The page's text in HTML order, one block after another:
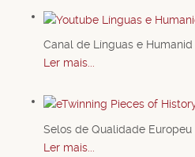
Canal de Línguas e Humanid
Ler mais...
Selos de Qualidade Europeu
Ler mais...